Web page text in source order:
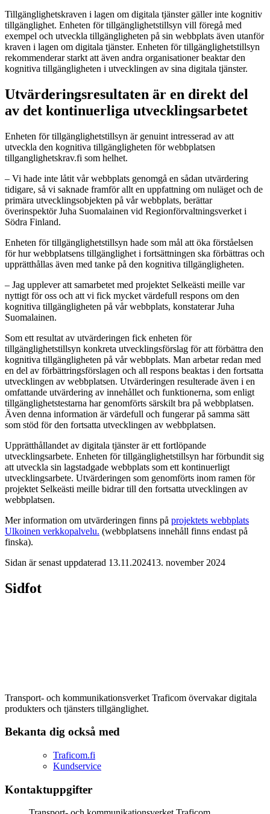
Tillgänglighetskraven i lagen om digitala tjänster gäller inte kognitiv
tillgänglighet. Enheten för tillgänglighetstillsyn vill föregå med
exempel och utveckla tillgängligheten på sin webbplats även utanför
kraven i lagen om digitala tjänster. Enheten för tillgänglighetstillsyn
rekommenderar starkt att även andra organisationer beaktar den
kognitiva tillgängligheten i utvecklingen av sina digitala tjänster.
Utvärderingsresultaten är en direkt del
av det kontinuerliga utvecklingsarbetet
Enheten för tillgänglighetstillsyn är genuint intresserad av att
utveckla den kognitiva tillgängligheten för webbplatsen
tillganglighetskrav.fi som helhet.
– Vi hade inte låtit vår webbplats genomgå en sådan utvärdering
tidigare, så vi saknade framför allt en uppfattning om nuläget och de
primära utvecklingsobjekten på vår webbplats, berättar
överinspektör Juha Suomalainen vid Regionförvaltningsverket i
Södra Finland.
Enheten för tillgänglighetstillsyn hade som mål att öka förståelsen
för hur webbplatsens tillgänglighet i fortsättningen ska förbättras och
upprätthållas även med tanke på den kognitiva tillgängligheten.
– Jag upplever att samarbetet med projektet Selkeästi meille var
nyttigt för oss och att vi fick mycket värdefull respons om den
kognitiva tillgängligheten på vår webbplats, konstaterar Juha
Suomalainen.
Som ett resultat av utvärderingen fick enheten för
tillgänglighetstillsyn konkreta utvecklingsförslag för att förbättra den
kognitiva tillgängligheten på vår webbplats. Man arbetar redan med
en del av förbättringsförslagen och all respons beaktas i den fortsatta
utvecklingen av webbplatsen. Utvärderingen resulterade även i en
omfattande utvärdering av innehållet och funktionerna, som enligt
tillgänglighetstestarna har genomförts särskilt bra på webbplatsen.
Även denna information är värdefull och fungerar på samma sätt
som stöd för den fortsatta utvecklingen av webbplatsen.
Upprätthållandet av digitala tjänster är ett fortlöpande
utvecklingsarbete. Enheten för tillgänglighetstillsyn har förbundit sig
att utveckla sin lagstadgade webbplats som ett kontinuerligt
utvecklingsarbete. Utvärderingen som genomförts inom ramen för
projektet Selkeästi meille bidrar till den fortsatta utvecklingen av
webbplatsen.
Mer information om utvärderingen finns på projektets webbplats
Ulkoinen verkkopalvelu. (webbplatsens innehåll finns endast på
finska).
Sidan är senast uppdaterad 13.11.202413. november 2024
Sidfot
Transport- och kommunikationsverket Traficom övervakar digitala
produkters och tjänsters tillgänglighet.
Bekanta dig också med
Traficom.fi
Kundservice
Kontaktuppgifter